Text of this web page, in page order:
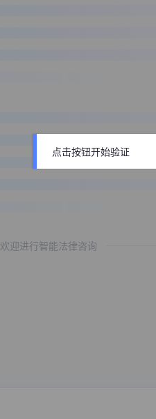
欢迎进行智能法律咨询
点击按钮开始验证